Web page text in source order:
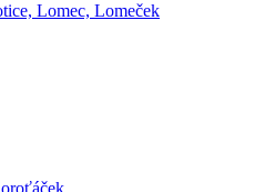
Lomec, Lomeček